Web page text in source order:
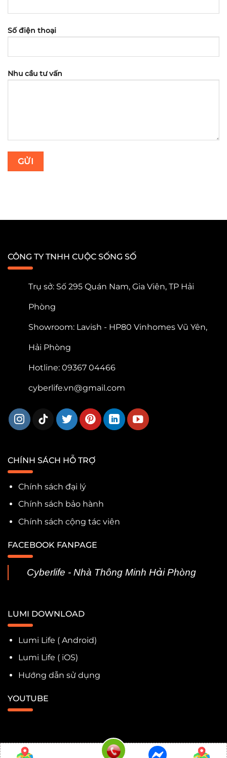
Số điện thoại
Nhu cầu tư vấn
CÔNG TY TNHH CUỘC SỐNG SỐ
Trụ sở: Số 295 Quán Nam, Gia Viên, TP Hải
Phòng
Showroom: Lavish - HP80 Vinhomes Vũ Yên,
Hải Phòng
Hotline: 09367 04466
cyberlife.vn@gmail.com
CHÍNH SÁCH HỖ TRỢ
Chính sách đại lý
Chính sách bảo hành
Chính sách cộng tác viên
FACEBOOK FANPAGE
Cyberlife - Nhà Thông Minh Hải Phòng
LUMI DOWNLOAD
Lumi Life ( Android)
Lumi Life ( iOS)
Hướng dẫn sử dụng
YOUTUBE